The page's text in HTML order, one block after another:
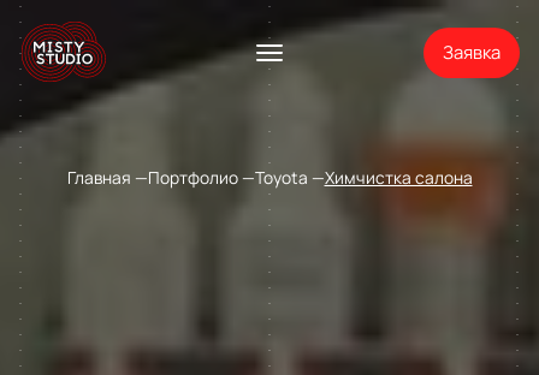
Заявка
Главная Портфолио Toyota Химчистка салона